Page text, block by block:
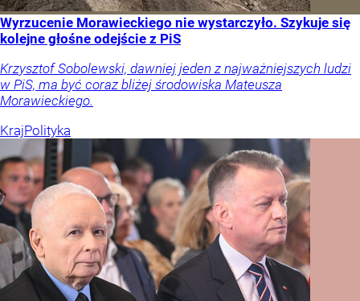
Wyrzucenie Morawieckiego nie wystarczyło. Szykuje się
kolejne głośne odejście z PiS
Krzysztof Sobolewski, dawniej jeden z najważniejszych ludzi
w PiS, ma być coraz bliżej środowiska Mateusza
Morawieckiego.
KrajPolityka